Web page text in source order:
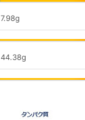
7.98g
44.38g